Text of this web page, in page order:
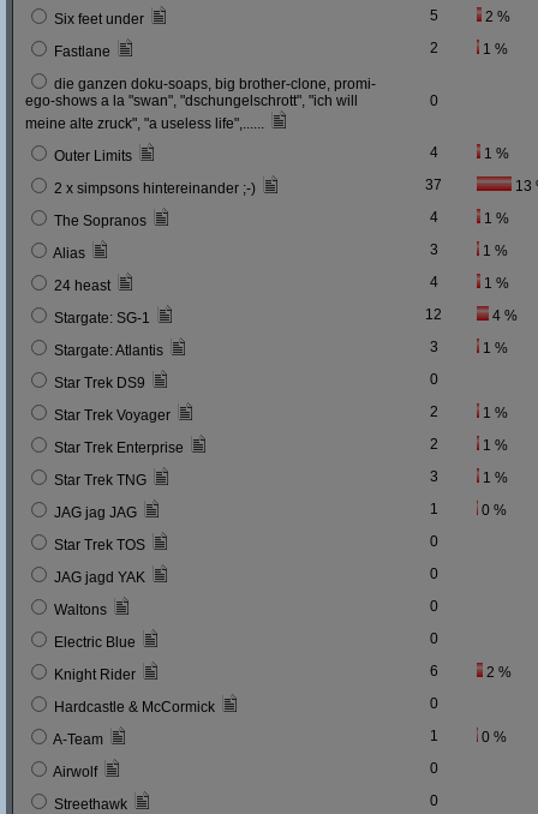
Six feet under 5 2 %
Fastlane 2 1 %
die ganzen doku-soaps, big brother-clone, promi-
ego-shows a la "swan", "dschungelschrott", "ich will
meine alte zruck", "a useless life",......
0
Outer Limits 4 1 %
2 x simpsons hintereinander ;-) 37 13
The Sopranos 4 1 %
Alias 3 1 %
24 heast 4 1 %
Stargate: SG-1 12 4 %
Stargate: Atlantis 3 1 %
Star Trek DS9 0
Star Trek Voyager 2 1 %
Star Trek Enterprise 2 1 %
Star Trek TNG 3 1 %
JAG jag JAG 1 0 %
Star Trek TOS 0
JAG jagd YAK 0
Waltons 0
Electric Blue 0
Knight Rider 6 2 %
Hardcastle & McCormick 0
A-Team 1 0 %
Airwolf 0
Streethawk 0